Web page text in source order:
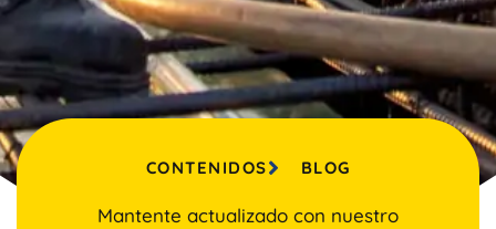
CONTENIDOS BLOG
Mantente actualizado con nuestro